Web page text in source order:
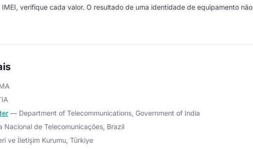
verifique cada valor. O resultado de uma identidade de equipamento não
— Department of Telecommunications, Government of India
de Telecomunicações, Brazil
ve İletişim Kurumu, Türkiye